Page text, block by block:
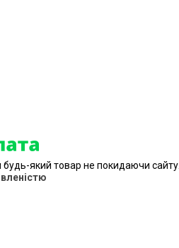
будь-який товар не покидаючи сайту.